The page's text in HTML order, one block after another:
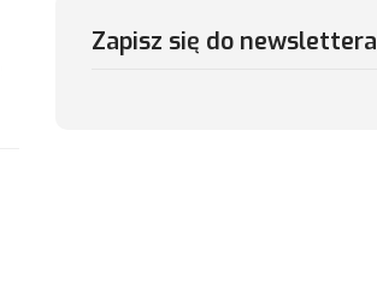
Zapisz się do newslettera